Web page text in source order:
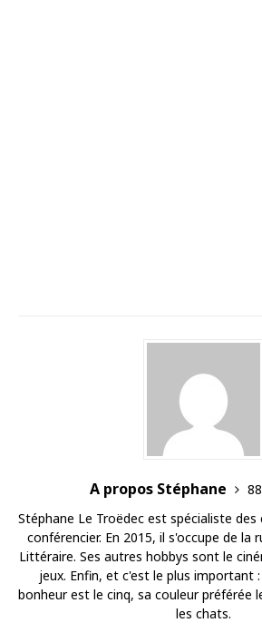
A propos Stéphane
Stéphane Le Troëdec est spécialiste
conférencier. En 2015, il s'occupe de la
Littéraire. Ses autres hobbys sont le
jeux. Enfin, et c'est le plus important
bonheur est le cinq, sa couleur préférée
les chats.